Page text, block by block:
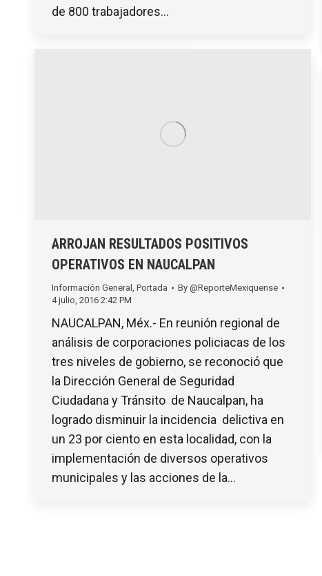
de 800 trabajadores…
ARROJAN RESULTADOS POSITIVOS
OPERATIVOS EN NAUCALPAN
Información General Portada By @ReporteMexiquense
4 julio, 2016 2:42 PM
NAUCALPAN, Méx.- En reunión regional de
análisis de corporaciones policiacas de los
tres niveles de gobierno, se reconoció que
la Dirección General de Seguridad
Ciudadana y Tránsito de Naucalpan, ha
logrado disminuir la incidencia delictiva en
un 23 por ciento en esta localidad, con la
implementación de diversos operativos
municipales y las acciones de la…